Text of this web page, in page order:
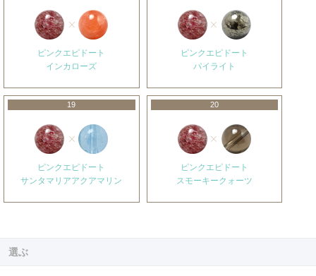
ピンクエピドート
インカローズ
ピンクエピドート
パイライト
19
ピンクエピドート
サンタマリアアクアマリン
20
ピンクエピドート
スモーキークォーツ
選ぶ